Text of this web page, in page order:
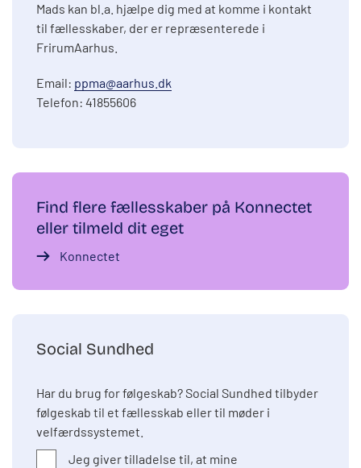
Mads kan bl.a. hjælpe dig med at komme i kontakt
til fællesskaber, der er repræsenterede i
FrirumAarhus.
Email: ppma@aarhus.dk
Telefon: 41855606
Find flere fællesskaber på Konnectet
eller tilmeld dit eget
Konnectet
Social Sundhed
Har du brug for følgeskab? Social Sundhed tilbyder
følgeskab til et fællesskab eller til møder i
velfærdssystemet.
Jeg giver tilladelse til, at mine